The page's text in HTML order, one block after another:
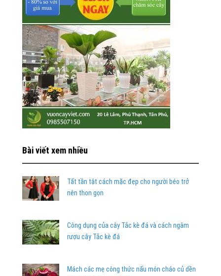
Bài viết xem nhiều
Tất tần tật cách mặc đẹp cho người béo trở
nên thon gọn
Công dụng của cây Tắc kè đá và cách ngâm
rượu cây Tắc kè đá
Mách các mẹ công thức nấu món cháo củ dền